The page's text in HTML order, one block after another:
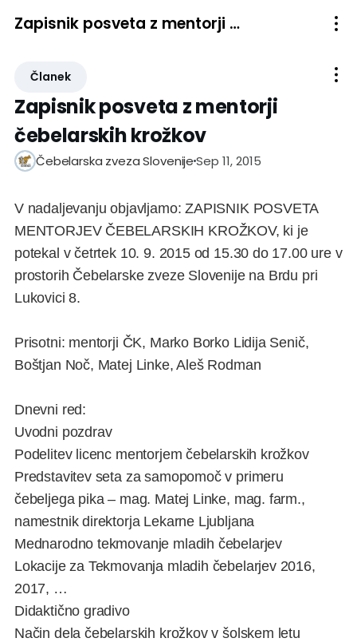
Zapisnik posveta z mentorji čebelarskih krožkov
Članek
Zapisnik posveta z mentorji
čebelarskih krožkov
Čebelarska zveza SlovenijeSep 11, 2015
V nadaljevanju objavljamo: ZAPISNIK POSVETA
MENTORJEV ČEBELARSKIH KROŽKOV, ki je
potekal v četrtek 10. 9. 2015 od 15.30 do 17.00 ure v
prostorih Čebelarske zveze Slovenije na Brdu pri
Lukovici 8.
Prisotni: mentorji ČK, Marko Borko Lidija Senič,
Boštjan Noč, Matej Linke, Aleš Rodman
Dnevni red:
Uvodni pozdrav
Podelitev licenc mentorjem čebelarskih krožkov
Predstavitev seta za samopomoč v primeru
čebeljega pika – mag. Matej Linke, mag. farm.,
namestnik direktorja Lekarne Ljubljana
Mednarodno tekmovanje mladih čebelarjev
Lokacije za Tekmovanja mladih čebelarjev 2016,
2017, …
Didaktično gradivo
Način dela čebelarskih krožkov v šolskem letu